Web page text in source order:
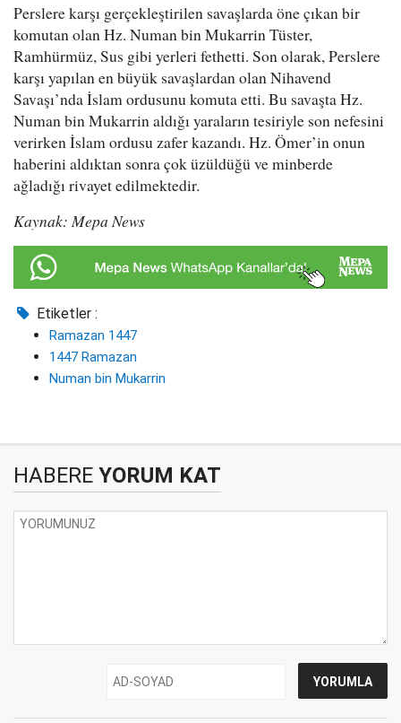
Perslere karşı gerçekleştirilen savaşlarda öne çıkan bir
komutan olan Hz. Numan bin Mukarrin Tüster,
Ramhürmüz, Sus gibi yerleri fethetti. Son olarak, Perslere
karşı yapılan en büyük savaşlardan olan Nihavend
Savaşı’nda İslam ordusunu komuta etti. Bu savaşta Hz.
Numan bin Mukarrin aldığı yaraların tesiriyle son nefesini
verirken İslam ordusu zafer kazandı. Hz. Ömer’in onun
haberini aldıktan sonra çok üzüldüğü ve minberde
ağladığı rivayet edilmektedir.
Kaynak: Mepa News
Etiketler :
Ramazan 1447
1447 Ramazan
Numan bin Mukarrin
HABERE YORUM KAT